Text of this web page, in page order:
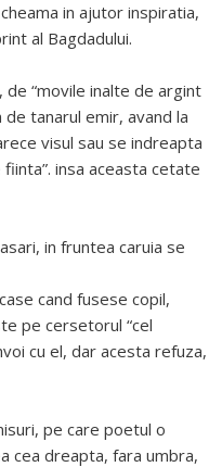
in ajutor inspiratia,
al Bagdadului.
“movile inalte de argint
de tanarul emir, avand la
visul sau se indreapta
insa aceasta cetate
in fruntea caruia se
cand fusese copil,
pe cersetorul “cel
cu el, dar acesta refuza,
pe care poetul o
cea dreapta, fara umbra,